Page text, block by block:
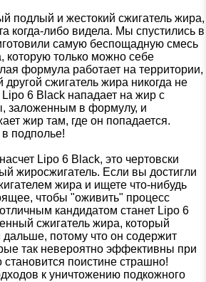
подлый и жестокий сжигатель жира,
когда-либо видела. Мы спустились в
самую беспощадную смесь
которую только можно себе
формула работает на территории,
другой сжигатель жира никогда не
6 Black нападает на жир с
заложенным в формулу, и
жир там, где он попадается.
подполье!
Lipo 6 Black, это чертовски
жиросжигатель. Если вы достигли
жира и ищете что-нибудь
чтобы "оживить" процесс
кандидатом станет Lipo 6
сжигатель жира, который
дальше, потому что он содержит
так невероятно эффективны при
поистине страшно!
к уничтожению подкожного